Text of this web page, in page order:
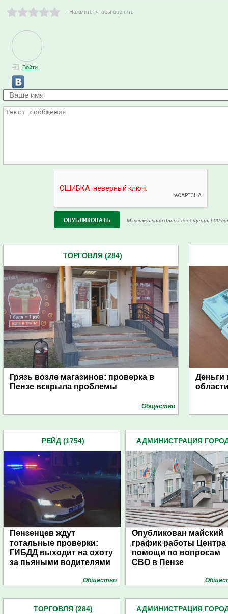
- Нажмите ,чтобы оценить
Войти
Максимальная длина сообщения 600
ТОРГОВЛЯ (284)
Грязь возле магазинов: проверка в
Пензе вскрыла проблемы
Общество
Деньги
РЕЙД (1754)
Пензенцев ждут
тотальные проверки:
ГИБДД выходит на охоту
за пьяными водителями
Общество
АДМИНИСТРАЦИЯ
Опубликован майский
график работы Центра
помощи по вопросам
СВО в Пензе
ТОРГОВЛЯ (284)
АДМИНИСТРАЦИЯ